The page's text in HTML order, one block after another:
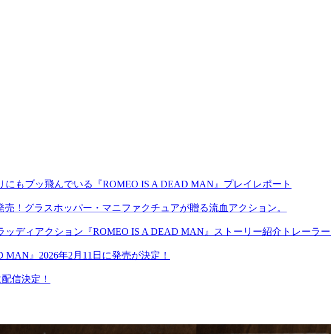
にもブッ飛んでいる『ROMEO IS A DEAD MAN』プレイレポート
売！グラスホッパー・マニファクチュアが贈る流血アクション。
ディアクション『ROMEO IS A DEAD MAN』ストーリー紹介トレーラー
』2026年2月11日に発売が決定！
信決定！